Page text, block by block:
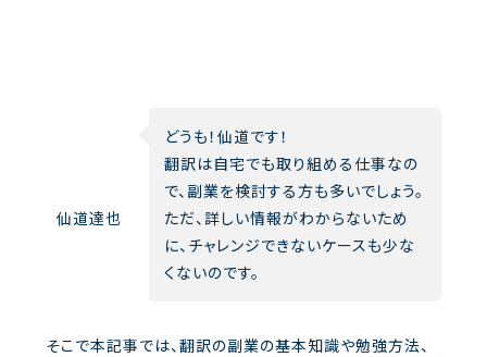
仙道達也
どうも！仙道です！
翻訳は自宅でも取り組める仕事なの
で、副業を検討する方も多いでしょう。
ただ、詳しい情報がわからないため
に、チャレンジできないケースも少な
くないのです。
そこで本記事では、翻訳の副業の基本知識や勉強方法、